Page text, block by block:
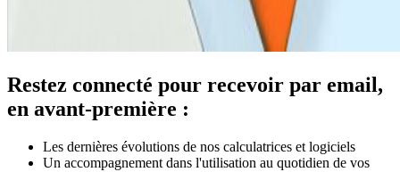
Restez connecté pour recevoir par email,
en avant-première :
Les dernières évolutions de nos calculatrices et logiciels
Un accompagnement dans l'utilisation au quotidien de vos